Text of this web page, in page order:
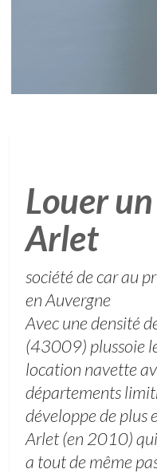
Louer
Arlet
société de car au
en Auvergne
Avec une densité
(43009) plussoie
location navette
départements
développe de plus
Arlet (en 2010)
a tout de même